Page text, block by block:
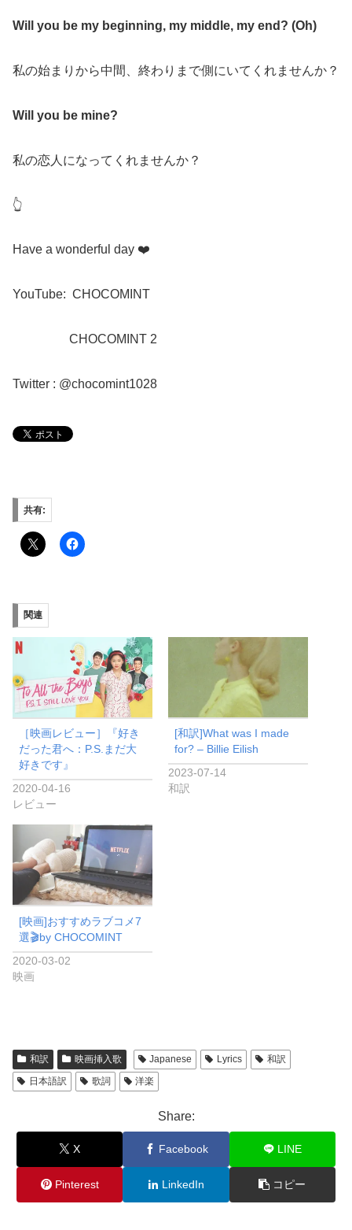
Will you be my beginning, my middle, my end? (Oh)
私の始まりから中間、終わりまで側にいてくれませんか？
Will you be mine?
私の恋人になってくれませんか？
👆
Have a wonderful day ❤️
YouTube: CHOCOMINT
CHOCOMINT 2
Twitter : @chocomint1028
共有:
関連
［映画レビュー］『好き
だった君へ：P.S.まだ大
好きです』
2020-04-16
レビュー
[和訳]What was I made
for? – Billie Eilish
2023-07-14
和訳
[映画]おすすめラブコメ7
選🎬by CHOCOMINT
2020-03-02
映画
和訳 映画挿入歌 Japanese Lyrics
和訳
日本語訳
歌詞 洋楽
Share:
X Facebook LINE
Pinterest LinkedIn コピー